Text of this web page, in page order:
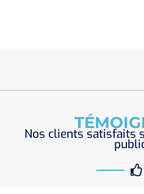
Nos clients satisfaits